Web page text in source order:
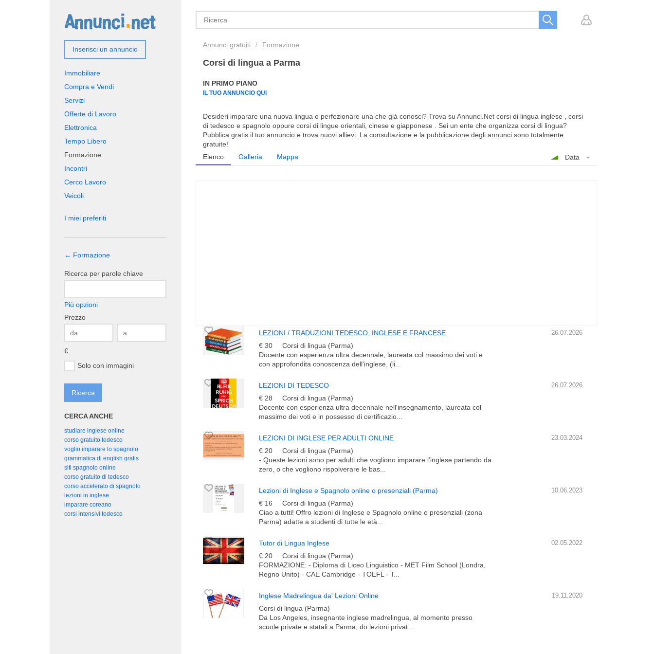
Annunci gratuiti Formazione
Corsi di lingua a Parma
IN PRIMO PIANO
IL TUO ANNUNCIO QUI
Desideri imparare una nuova lingua o perfezionare una che già conosci? Trova su Annunci.Net corsi di lingua inglese , corsi
di tedesco e spagnolo oppure corsi di lingue orientali, cinese e giapponese . Sei un ente che organizza corsi di lingua?
Pubblica gratis il tuo annuncio e trova nuovi allievi. La consultazione e la pubblicazione degli annunci sono totalmente
gratuite!
Elenco
Galleria Mappa Data
26.07.2026
LEZIONI / TRADUZIONI TEDESCO, INGLESE E FRANCESE
€ 30
Corsi di lingua (Parma)
Docente con esperienza ultra decennale, laureata col massimo dei voti e
con approfondita conoscenza dell'inglese, (li...
26.07.2026
LEZIONI DI TEDESCO
€ 28
Corsi di lingua (Parma)
Docente con esperienza ultra decennale nell'insegnamento, laureata col
massimo dei voti e in possesso di certificazio...
23.03.2024
LEZIONI DI INGLESE PER ADULTI ONLINE
€ 20
Corsi di lingua (Parma)
- Queste lezioni sono per adulti che vogliono imparare l’inglese partendo da
zero, o che vogliono rispolverare le bas...
10.06.2023
Lezioni di Inglese e Spagnolo online o presenziali (Parma)
€ 16
Corsi di lingua (Parma)
Ciao a tutti! Offro lezioni di Inglese e Spagnolo online o presenziali (zona
Parma) adatte a studenti di tutte le età...
02.05.2022
Tutor di Lingua Inglese
€ 20
Corsi di lingua (Parma)
FORMAZIONE: - Diploma di Liceo Linguistico - MET Film School (Londra,
Regno Unito) - CAE Cambridge - TOEFL - T...
19.11.2020
Inglese Madrelingua da' Lezioni Online
Corsi di lingua (Parma)
Da Los Angeles, insegnante inglese madrelingua, al momento presso
scuole private e statali a Parma, do lezioni privat...
Inserisci un annuncio
Immobiliare
Compra e Vendi
Servizi
Offerte di Lavoro
Elettronica
Tempo Libero
Formazione
Incontri
Cerco Lavoro
Veicoli
I miei preferiti
← Formazione
Ricerca per parole chiave
Più opzioni
Prezzo
€
Solo con immagini
CERCA ANCHE
studiare inglese online
corso gratuito tedesco
voglio imparare lo spagnolo
grammatica di english gratis
siti spagnolo online
corso gratuito di tedesco
corso accelerato di spagnolo
lezioni in inglese
imparare coreano
corsi intensivi tedesco